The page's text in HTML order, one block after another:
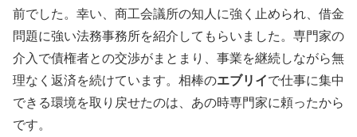
前でした。幸い、商工会議所の知人に強く止められ、借金
問題に強い法務事務所を紹介してもらいました。専門家の
介入で債権者との交渉がまとまり、事業を継続しながら無
理なく返済を続けています。相棒のエブリイで仕事に集中
できる環境を取り戻せたのは、あの時専門家に頼ったから
です。